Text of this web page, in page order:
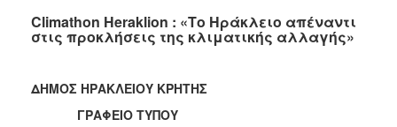
2022
2020
2019
Climathon Heraklion : «Το Ηράκλειο απέναντι
στις προκλήσεις της κλιματικής αλλαγής»
ΔΗΜΟΣ ΗΡΑΚΛΕΙΟΥ ΚΡΗΤΗΣ
ΓΡΑΦΕΙΟ ΤΥΠΟΥ